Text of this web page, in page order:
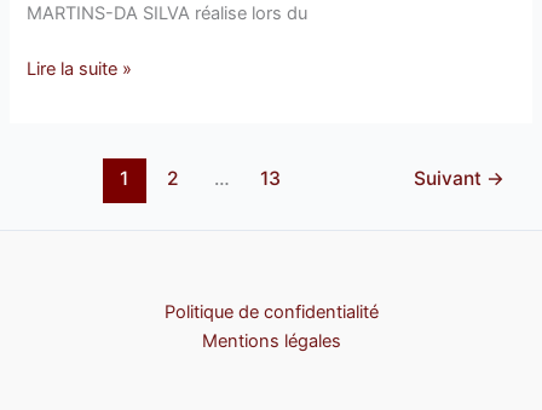
MARTINS-DA SILVA réalise lors du
Lire la suite »
1 2 … 13 Suivant →
Politique de confidentialité
Mentions légales